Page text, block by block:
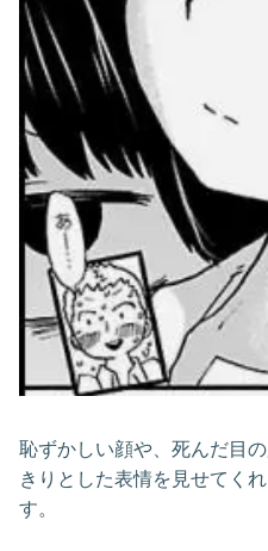
恥ずかしい顔や、死んだ目
きりとした表情を見せてく
す。